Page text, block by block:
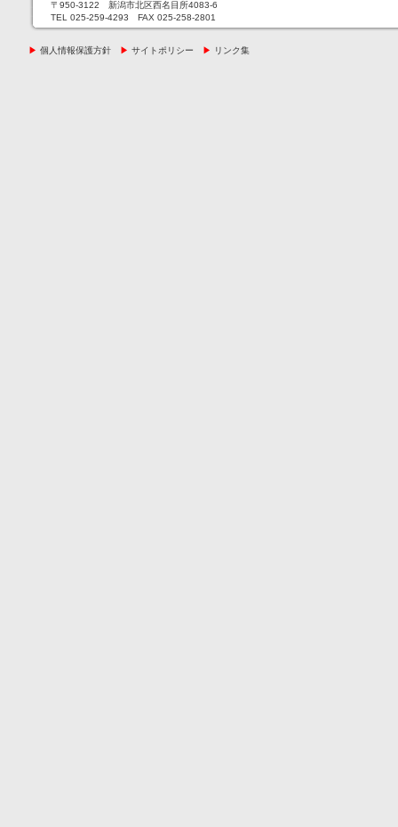
〒950-3122 新潟市北区西名目所4083-6
TEL 025-259-4293 FAX 025-258-2801
▶ 個人情報保護方針 ▶ サイトポリシー ▶ リンク集